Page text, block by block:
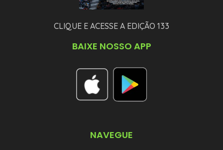
CLIQUE E ACESSE A EDIÇÃO 133
BAIXE NOSSO APP
NAVEGUE